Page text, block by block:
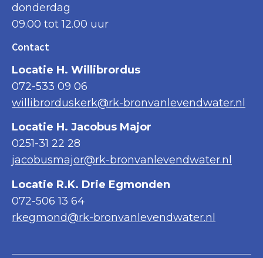
donderdag
09.00 tot 12.00 uur
Contact
Locatie H. Willibrordus
072-533 09 06
willibrorduskerk@rk-bronvanlevendwater.nl
Locatie H. Jacobus Major
0251-31 22 28
jacobusmajor@rk-bronvanlevendwater.nl
Locatie R.K. Drie Egmonden
072-506 13 64
rkegmond@rk-bronvanlevendwater.nl